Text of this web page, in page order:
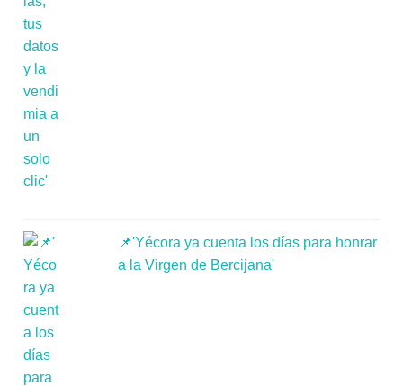
📌'Yécora ya cuenta los días para honrar
a la Virgen de Bercijana'